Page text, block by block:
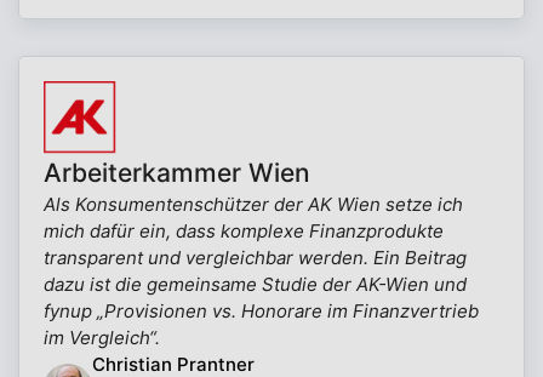
Arbeiterkammer Wien
Als Konsumentenschützer der AK Wien setze ich
mich dafür ein, dass komplexe Finanzprodukte
transparent und vergleichbar werden. Ein Beitrag
dazu ist die gemeinsame Studie der AK-Wien und
fynup „Provisionen vs. Honorare im Finanzvertrieb
im Vergleich“.
Christian Prantner